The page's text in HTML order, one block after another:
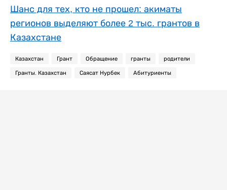
Шанс для тех, кто не прошел: акиматы
регионов выделяют более 2 тыс. грантов в
Казахстане
Казахстан Грант Обращение гранты родители
Гранты. Казахстан Саясат Нурбек Абитуриенты